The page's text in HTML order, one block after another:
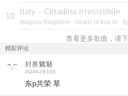
10 Italy - Cittadina Irresistibile
Magnus Ringblom - Hearts of Iron IV - By
查看更多歌曲，请
精彩评论
封兽魑魅
2024年2月10日
东p共荣 草